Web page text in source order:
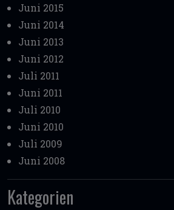
Juni 2015
Juni 2014
Juni 2013
Juni 2012
Juli 2011
Juni 2011
Juli 2010
Juni 2010
Juli 2009
Juni 2008
Kategorien